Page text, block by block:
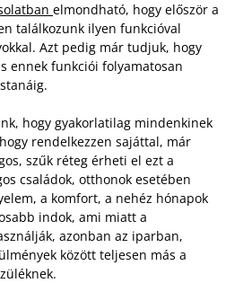
elmondható, hogy először a
találkozunk ilyen funkcióval
Azt pedig már tudjuk, hogy
ennek funkciói folyamatosan
hogy gyakorlatilag mindenkinek
rendelkezzen sajáttal, már
szűk réteg érheti el ezt a
családok, otthonok esetében
a komfort, a nehéz hónapok
indok, ami miatt a
azonban az iparban,
között teljesen más a